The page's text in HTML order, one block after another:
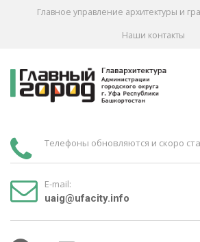
Главное управление архитектуры и
Наши контакты
Телефоны обновляются и скоро
E-mail:
uaig@ufacity.info